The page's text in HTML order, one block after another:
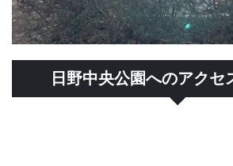
日野中央公園へのアクセ